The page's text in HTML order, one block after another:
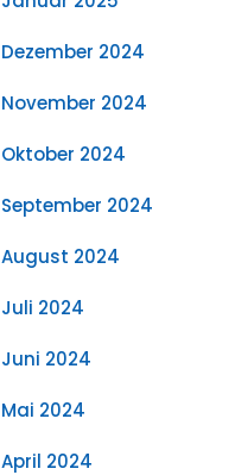
Dezember 2024
November 2024
Oktober 2024
September 2024
August 2024
Juli 2024
Juni 2024
Mai 2024
April 2024